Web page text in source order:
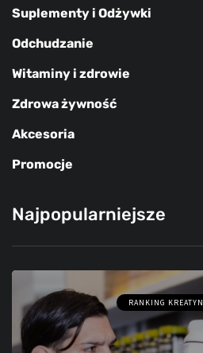
Suplementy i Odżywki
Odchudzanie
Witaminy i zdrowie
Zdrowa żywność
Akcesoria
Promocje
Najpopularniejsze
RANKING KREATYN